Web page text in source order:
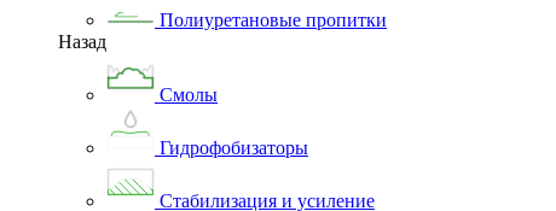
Полиуретановые пропитки
Назад
Смолы
Гидрофобизаторы
Стабилизация и усиление